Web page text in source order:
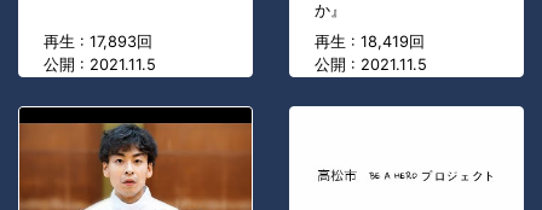
再生 : 17,893回
公開 : 2021.11.5
か』
再生 : 18,419回
公開 : 2021.11.5